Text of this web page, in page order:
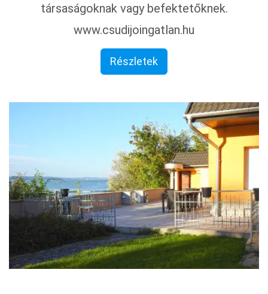
társaságoknak vagy befektetőknek.
www.csudijoingatlan.hu
Részletek